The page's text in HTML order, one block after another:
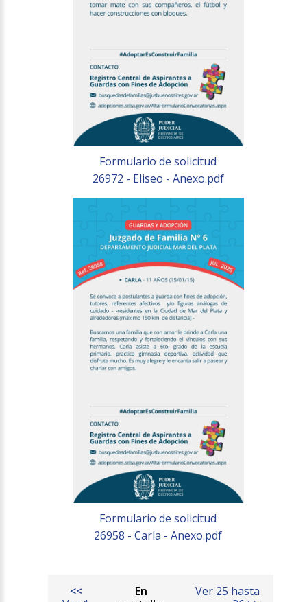
Formulario de solicitud
26972 - Eliseo - Anexo.pdf
Formulario de solicitud
26958 - Carla - Anexo.pdf
<<
En
Ver 25 hasta